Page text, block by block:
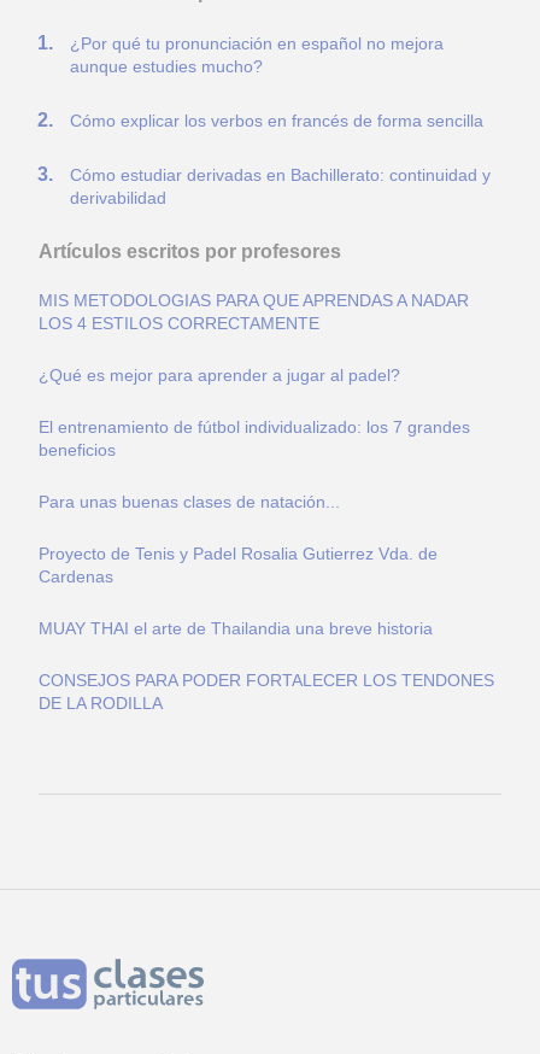
¿Por qué tu pronunciación en español no mejora
aunque estudies mucho?
Cómo explicar los verbos en francés de forma sencilla
Cómo estudiar derivadas en Bachillerato: continuidad y
derivabilidad
Artículos escritos por profesores
MIS METODOLOGIAS PARA QUE APRENDAS A NADAR
LOS 4 ESTILOS CORRECTAMENTE
¿Qué es mejor para aprender a jugar al padel?
El entrenamiento de fútbol individualizado: los 7 grandes
beneficios
Para unas buenas clases de natación...
Proyecto de Tenis y Padel Rosalia Gutierrez Vda. de
Cardenas
MUAY THAI el arte de Thailandia una breve historia
CONSEJOS PARA PODER FORTALECER LOS TENDONES
DE LA RODILLA